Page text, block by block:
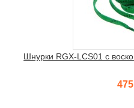
Шнурки RGX-LCS01 с